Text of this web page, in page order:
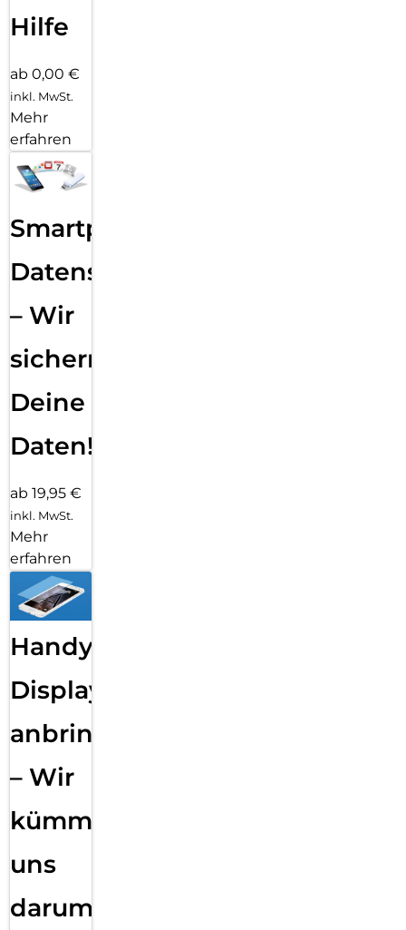
Hilfe
ab 0,00 €
inkl. MwSt.
Mehr
erfahren
Smartphone
Datensicherung
– Wir
sichern
Deine
Daten!
ab 19,95 €
inkl. MwSt.
Mehr
erfahren
Handy
Displayfolie
anbringen
– Wir
kümmern
uns
darum!